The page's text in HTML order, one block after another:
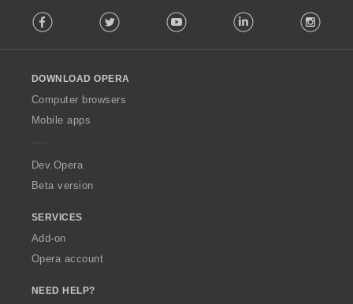
o
w
O
p
a
Facebook Twitter Youtube LinkedIn
DOWNLOAD OPERA
Computer browsers
Mobile apps
Dev.Opera
Beta version
SERVICES
Add-on
Opera account
NEED HELP?